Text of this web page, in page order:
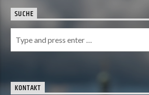
SUCHE
KONTAKT